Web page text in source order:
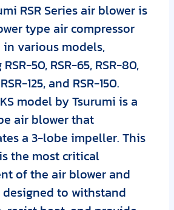
RSR Series air blower is
type air compressor
various models,
50, RSR-65, RSR-80,
125, and RSR-150.
model by Tsurumi is a
air blower that
a 3-lobe impeller. This
the most critical
of the air blower and
designed to withstand